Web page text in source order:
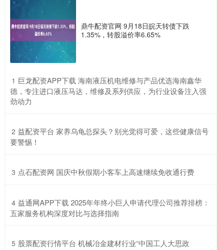
鼎牛配资官网 9月18日皖天转债下跌
1.35%，转股溢价率6.65%
1 ​巨龙配资APP下载 海南液压机电维修与产品优选海南鑫华
德，专注进口液压马达，维修及系列供应，为行业设备注入强
劲动力
2 ​益配资平台 家养乌龟总探头？别光觉得可爱，这些健康信号
要警惕！
3 ​点石配资网 国庆中秋假期小客车上高速继续免收通行费
4 ​益通网APP下载 2025年年终小巨人申请代理公司推荐排榜：
五家服务机构深度对比与选择指南
5 ​股票配资行情平台 机械冶金建材行业“中国工人大思政